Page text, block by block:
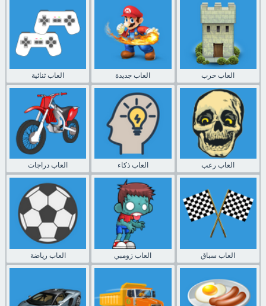
العاب ثنائية العاب جديدة العاب حرب
العاب دراجات العاب ذكاء العاب رعب
العاب رياضة العاب زومبي العاب سباق